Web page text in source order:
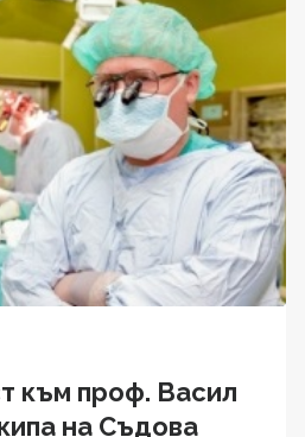
към проф. Васил
на Съдова